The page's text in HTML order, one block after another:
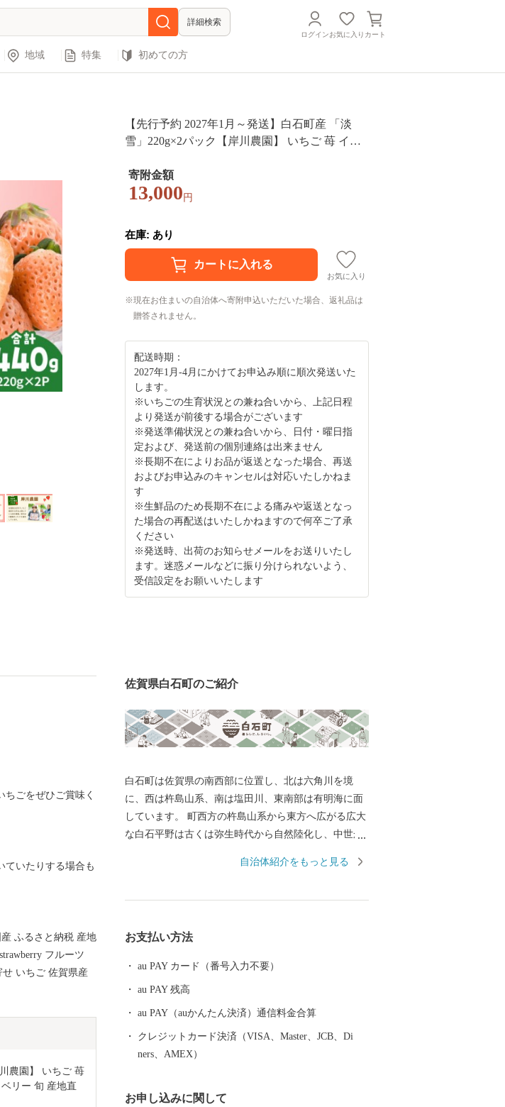
詳細検索
ログインお気に入り カート
地域 特集 初めての方
【先行予約 2027年1月～発送】白石町産 「淡
雪」220g×2パック【岸川農園】 いちご 苺 イチ
awberry ストロベリー 旬 産地直送 イチゴ フルー
ツ 果物 国産 いちご [IAP005]
寄附金額
13,000 円
在庫: あり
お気に入り
現在お住まいの自治体へ寄附申込いただいた場合、返礼品は
贈答されません。
配送時期：
2027年1月-4月にかけてお申込み順に順次発送いた
します。
※いちごの生育状況との兼ね合いから、上記日程
より発送が前後する場合がございます
※発送準備状況との兼ね合いから、日付・曜日指
定および、発送前の個別連絡は出来ません
※長期不在によりお品が返送となった場合、再送
およびお申込みのキャンセルは対応いたしかねま
す
※生鮮品のため長期不在による痛みや返送となっ
た場合の再配送はいたしかねますので何卒ご了承
ください
※発送時、出荷のお知らせメールをお送りいたし
ます。迷惑メールなどに振り分けられないよう、
受信設定をお願いいたします
ごをぜひご賞味く
ていたりする場合も
ふるさと納税 産地
フルーツ
いちご 佐賀県産
農園】 いちご 苺
リー 旬 産地直
佐賀県白石町のご紹介
白石町は佐賀県の南西部に位置し、北は六角川を境
に、西は杵島山系、南は塩田川、東南部は有明海に面
しています。 町西方の杵島山系から東方へ広がる広大
な白石平野は古くは弥生時代から自然陸化し、中世か
色としては粘室土壌で、米・麦・野菜・施設園芸等の
産品がありますが、特産品である玉ねぎやれんこんは
ともに佐賀県一の生産量を誇り、東京をはじめ全国各
た、有明海で生産される海苔も好評で、ほかにも、キ
ャベツ、アスパラ、イチゴ（さがほのか）さらに牛の
肥育（佐賀牛）も盛んです。さらに新しい産物や6次産
自治体紹介をもっと見る
お支払い方法
au PAY カード（番号入力不要）
au PAY 残高
au PAY（auかんたん決済）通信料金合算
クレジットカード決済（VISA、Master、JCB、Di
ners、AMEX）
お申し込みに関して